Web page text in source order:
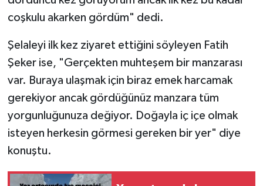
coşkulu akarken gördüm" dedi.
Şelaleyi ilk kez ziyaret ettiğini söyleyen Fatih
Şeker ise, "Gerçekten muhteşem bir manzarası
var. Buraya ulaşmak için biraz emek harcamak
gerekiyor ancak gördüğünüz manzara tüm
yorgunluğunuza değiyor. Doğayla iç içe olmak
isteyen herkesin görmesi gereken bir yer" diye
konuştu.